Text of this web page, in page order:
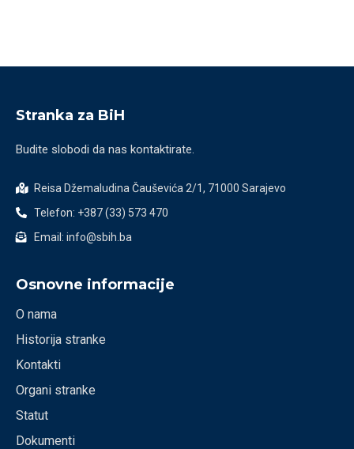
Stranka za BiH
Budite slobodi da nas kontaktirate.
Reisa Džemaludina Čauševića 2/1, 71000 Sarajevo
Telefon: +387 (33) 573 470
Email: info@sbih.ba
Osnovne informacije
O nama
Historija stranke
Kontakti
Organi stranke
Statut
Dokumenti